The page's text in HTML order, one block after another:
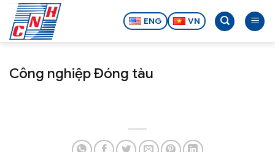
qua
nội
ENG VN
Công nghiệp Đóng tàu